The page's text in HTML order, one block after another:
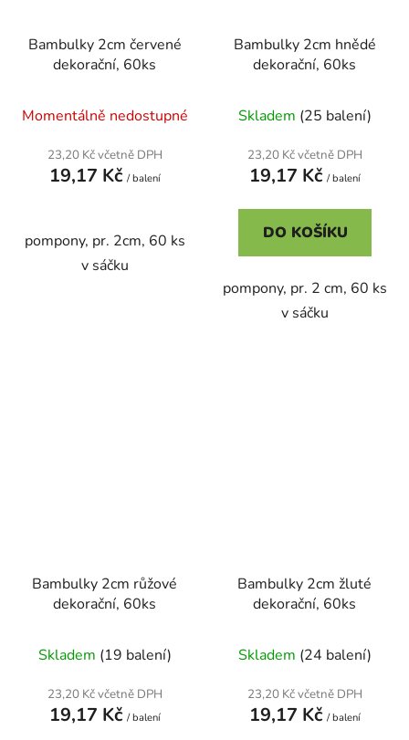
Bambulky 2cm červené
dekorační, 60ks
Momentálně nedostupné
23,20 Kč včetně DPH
19,17 Kč / balení
pompony, pr. 2cm, 60 ks
v sáčku
Bambulky 2cm hnědé
dekorační, 60ks
Skladem (25 balení)
23,20 Kč včetně DPH
19,17 Kč / balení
DO KOŠÍKU
pompony, pr. 2 cm, 60 ks
v sáčku
Bambulky 2cm růžové
dekorační, 60ks
Skladem (19 balení)
23,20 Kč včetně DPH
19,17 Kč / balení
Bambulky 2cm žluté
dekorační, 60ks
Skladem (24 balení)
23,20 Kč včetně DPH
19,17 Kč / balení